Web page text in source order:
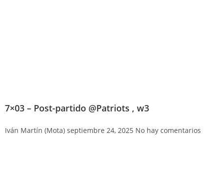
7×03 – Post-partido @Patriots , w3
Iván Martín (Mota) septiembre 24, 2025 No hay comentarios